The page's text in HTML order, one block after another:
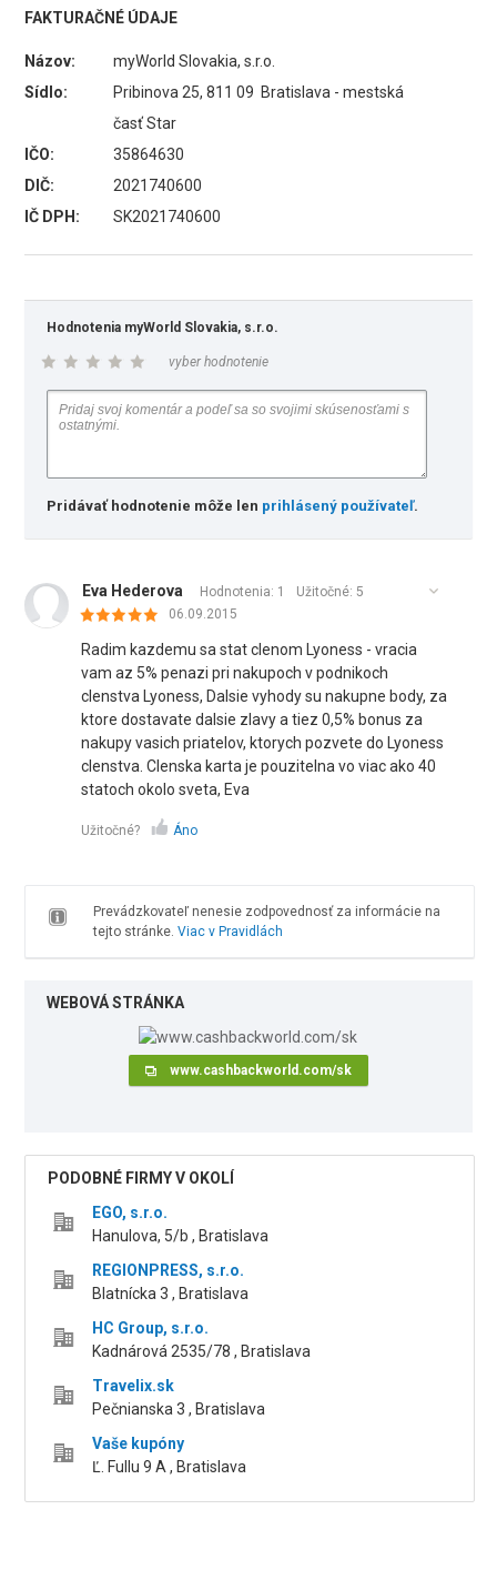
FAKTURAČNÉ ÚDAJE
Názov:
myWorld Slovakia, s.r.o.
Sídlo:
Pribinova 25, 811 09 Bratislava - mestská
časť Star
IČO:
35864630
DIČ:
2021740600
IČ DPH:
SK2021740600
Hodnotenia myWorld Slovakia, s.r.o.
vyber hodnotenie
Pridávať hodnotenie môže len prihlásený používateľ.
Eva Hederova Hodnotenia: 1 Užitočné: 5
06.09.2015
Radim kazdemu sa stat clenom Lyoness - vracia
vam az 5% penazi pri nakupoch v podnikoch
clenstva Lyoness, Dalsie vyhody su nakupne body, za
ktore dostavate dalsie zlavy a tiez 0,5% bonus za
nakupy vasich priatelov, ktorych pozvete do Lyoness
clenstva. Clenska karta je pouzitelna vo viac ako 40
statoch okolo sveta, Eva
Užitočné? Áno
Prevádzkovateľ nenesie zodpovednosť za informácie na
tejto stránke. Viac v Pravidlách
WEBOVÁ STRÁNKA
www.cashbackworld.com/sk
PODOBNÉ FIRMY V OKOLÍ
EGO, s.r.o.
Hanulova, 5/b , Bratislava
REGIONPRESS, s.r.o.
Blatnícka 3 , Bratislava
HC Group, s.r.o.
Kadnárová 2535/78 , Bratislava
Travelix.sk
Pečnianska 3 , Bratislava
Vaše kupóny
Ľ. Fullu 9 A , Bratislava